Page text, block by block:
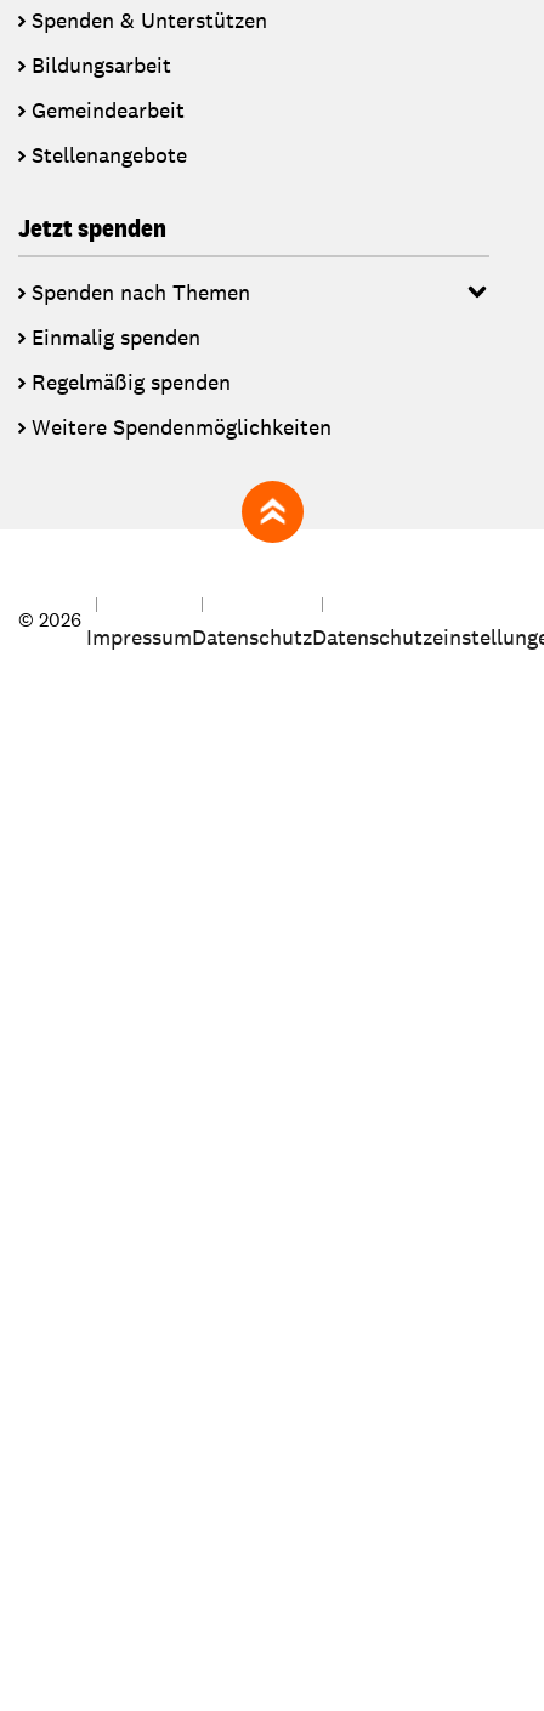
Spenden & Unterstützen
Bildungsarbeit
Gemeindearbeit
Stellenangebote
Jetzt spenden
Spenden nach Themen
Einmalig spenden
Regelmäßig spenden
Weitere Spendenmöglichkeiten
zum Seitenanfang
© 2026
ImpressumDatenschutz